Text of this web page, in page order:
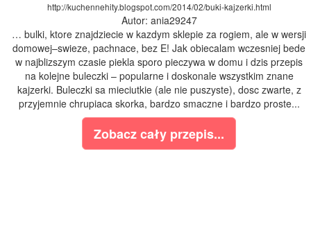
http://kuchennehity.blogspot.com/2014/02/buki-kajzerki.html
Autor: ania29247
… bulki, ktore znajdziecie w kazdym sklepie za rogiem, ale w wersji
domowej–swieze, pachnace, bez E! Jak obiecalam wczesniej bede
w najblizszym czasie piekla sporo pieczywa w domu i dzis przepis
na kolejne buleczki – popularne i doskonale wszystkim znane
kajzerki. Buleczki sa mieciutkie (ale nie puszyste), dosc zwarte, z
przyjemnie chrupiaca skorka, bardzo smaczne i bardzo proste...
Zobacz cały przepis...